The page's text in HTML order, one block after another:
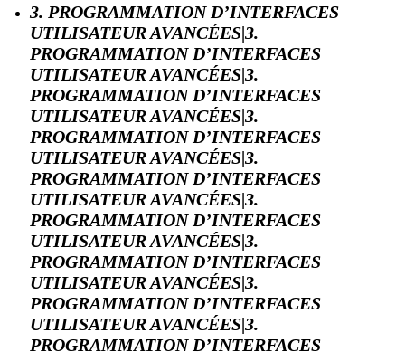
3. PROGRAMMATION D’INTERFACES
UTILISATEUR AVANCÉES|3.
PROGRAMMATION D’INTERFACES
UTILISATEUR AVANCÉES|3.
PROGRAMMATION D’INTERFACES
UTILISATEUR AVANCÉES|3.
PROGRAMMATION D’INTERFACES
UTILISATEUR AVANCÉES|3.
PROGRAMMATION D’INTERFACES
UTILISATEUR AVANCÉES|3.
PROGRAMMATION D’INTERFACES
UTILISATEUR AVANCÉES|3.
PROGRAMMATION D’INTERFACES
UTILISATEUR AVANCÉES|3.
PROGRAMMATION D’INTERFACES
UTILISATEUR AVANCÉES|3.
PROGRAMMATION D’INTERFACES